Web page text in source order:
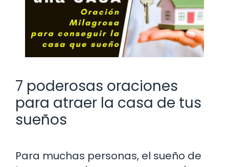
7 poderosas oraciones
para atraer la casa de tus
sueños
Para muchas personas, el sueño de